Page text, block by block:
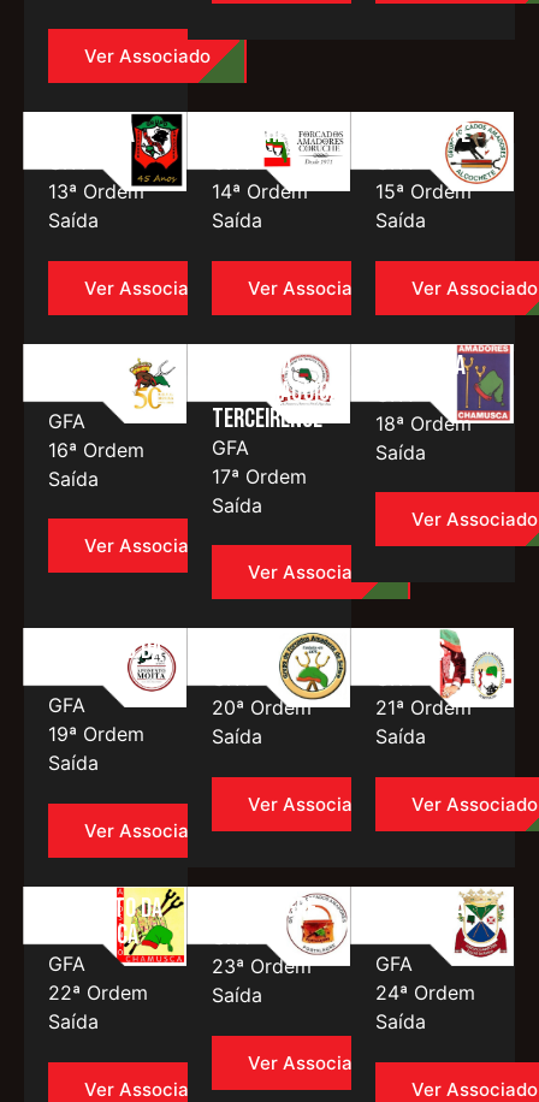
Ver Associado
Azambuja
GFA
13ª Ordem
Saída
Ver Associado
Coruche
GFA
14ª Ordem
Saída
Ver Associado
Alcochete
GFA
15ª Ordem
Saída
Ver Associado
Moura
GFA
16ª Ordem
Saída
Ver Associado
Tertúlia
Tauromáquica
Terceirense
GFA
17ª Ordem
Saída
Ver Associado
Chamusca
18ª Ordem
Saída
Ver Associado
Aposento da
Moita
GFA
19ª Ordem
Saída
Ver Associado
GFA
20ª Ordem
Saída
Ver Associado
Cascais
GFA
21ª Ordem
Saída
Ver Associado
Aposento da
Chamusca
GFA
22ª Ordem
Saída
Ver Associado
Portalegre
GFA
23ª Ordem
Saída
Ver Associado
Caldas da
Rainha
GFA
24ª Ordem
Saída
Ver Associado